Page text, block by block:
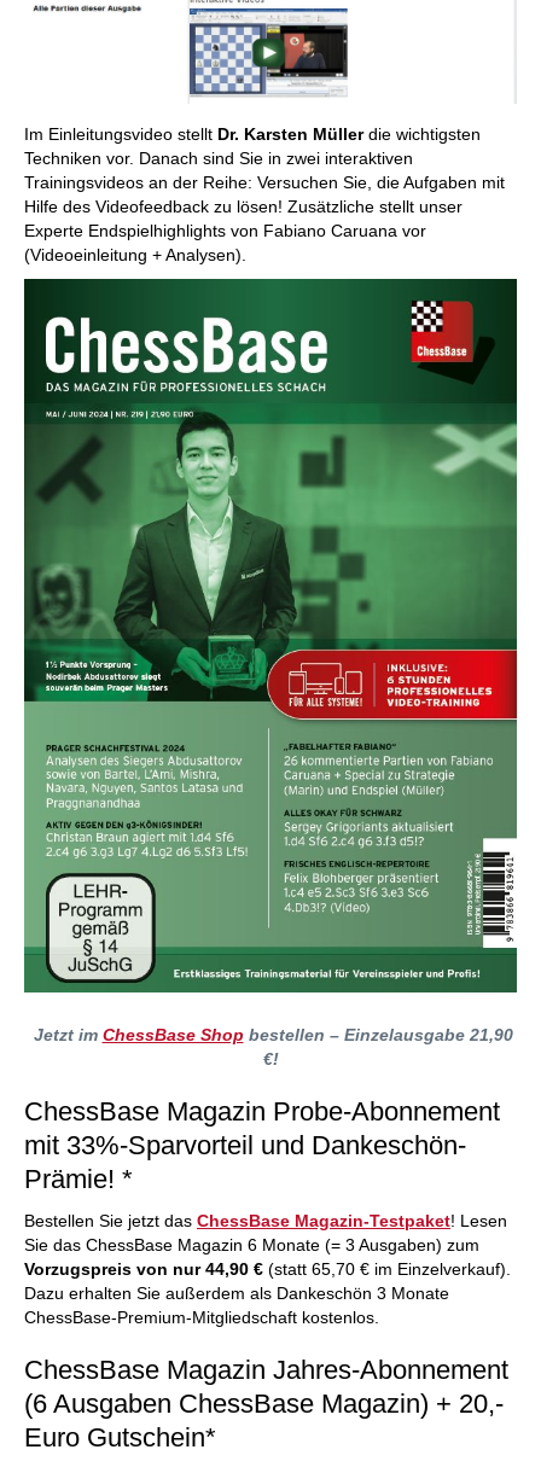
Im Einleitungsvideo stellt Dr. Karsten Müllerdie wichtigsten
Techniken vor. Danach sind Sie in zwei interaktiven
Trainingsvideos an der Reihe: Versuchen Sie, die Aufgaben mit
Hilfe des Videofeedback zu lösen! Zusätzliche stellt unser
Experte Endspielhighlights von Fabiano Caruana vor
(Videoeinleitung + Analysen).
Jetzt im ChessBase Shop bestellen – Einzelausgabe 21,90
€!
ChessBase Magazin Probe-Abonnement
mit 33%-Sparvorteil und Dankeschön-
Prämie! *
Bestellen Sie jetzt das ChessBase Magazin-Testpaket! Lesen
Sie das ChessBase Magazin 6 Monate (= 3 Ausgaben) zum
Vorzugspreis von nur 44,90 € (statt 65,70 € im Einzelverkauf).
Dazu erhalten Sie außerdem als Dankeschön 3 Monate
ChessBase-Premium-Mitgliedschaft kostenlos.
ChessBase Magazin Jahres-Abonnement
(6 Ausgaben ChessBase Magazin) + 20,-
Euro Gutschein*